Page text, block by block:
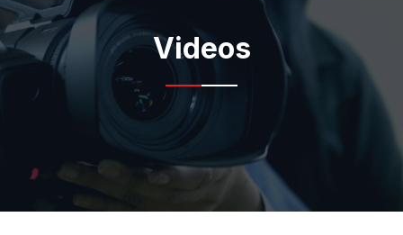
Videos